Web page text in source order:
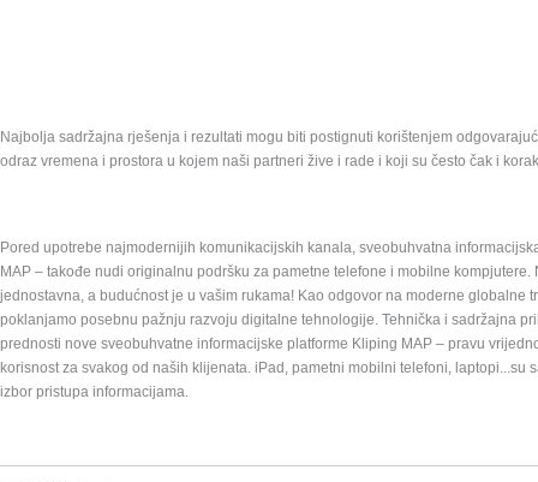
Najbolja sadržajna rješenja i rezultati mogu biti postignuti korištenjem
odraz vremena i prostora u kojem naši partneri žive i rade i koji su često čak i
Pored upotrebe najmodernijih komunikacijskih kanala, sveobuhvatna
MAP – takođe nudi originalnu podršku za pametne telefone i mobilne
jednostavna, a budućnost je u vašim rukama! Kao odgovor na moderne globalne
poklanjamo posebnu pažnju razvoju digitalne tehnologije. Tehnička i sadržajna
prednosti nove sveobuhvatne informacijske platforme Kliping MAP – pravu
korisnost za svakog od naših klijenata. iPad, pametni mobilni telefoni, laptopi...su
izbor pristupa informacijama.